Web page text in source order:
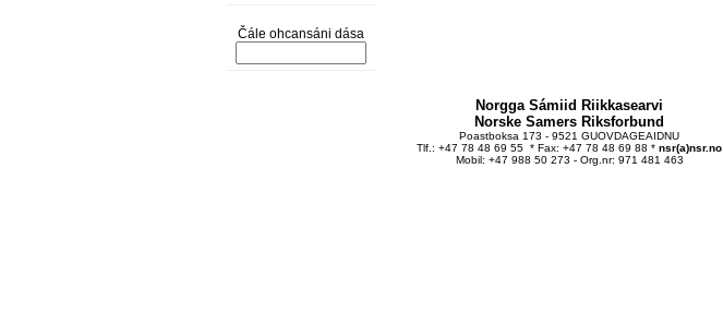
Čále ohcansáni dása
Norgga Sámiid Riikkasearvi
Norske Samers Riksforbund
Poastboksa 173 - 9521 GUOVDAGEAIDNU
Tlf.: +47 78 48 69 55 * Fax: +47 78 48 69 88 * nsr(a)nsr.no
Mobil: +47 988 50 273 - Org.nr: 971 481 463